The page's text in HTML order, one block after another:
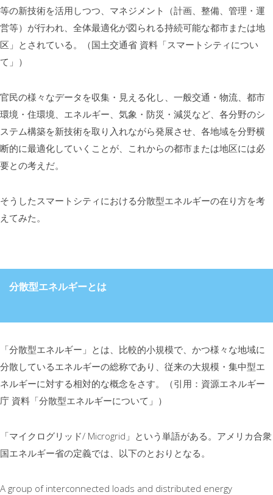
等の新技術を活用しつつ、マネジメント（計画、整備、管理・運
営等）が行われ、全体最適化が図られる持続可能な都市または地
区」とされている。（国土交通省 資料「スマートシティについ
て」）
官民の様々なデータを収集・見える化し、一般交通・物流、都市
環境・住環境、エネルギー、気象・防災・減災など、各分野のシ
ステム構築を新技術を取り入れながら発展させ、各地域を分野横
断的に最適化していくことが、これからの都市または地区には必
要との考えだ。
そうしたスマートシティにおける分散型エネルギーの在り方を考
えてみた。
分散型エネルギーとは
「分散型エネルギー」とは、比較的小規模で、かつ様々な地域に
分散しているエネルギーの総称であり、従来の大規模・集中型エ
ネルギーに対する相対的な概念をさす。（引用：資源エネルギー
庁 資料「分散型エネルギーについて」）
「マイクログリッド/ Microgrid」という単語がある。アメリカ合衆
国エネルギー省の定義では、以下のとおりとなる。
A group of interconnected loads and distributed energy